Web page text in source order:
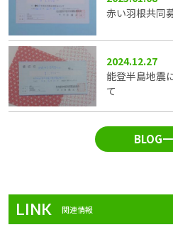
赤い羽根共同
2024.12.27
能登半島地震
て
BLOG
LINK 関連情報